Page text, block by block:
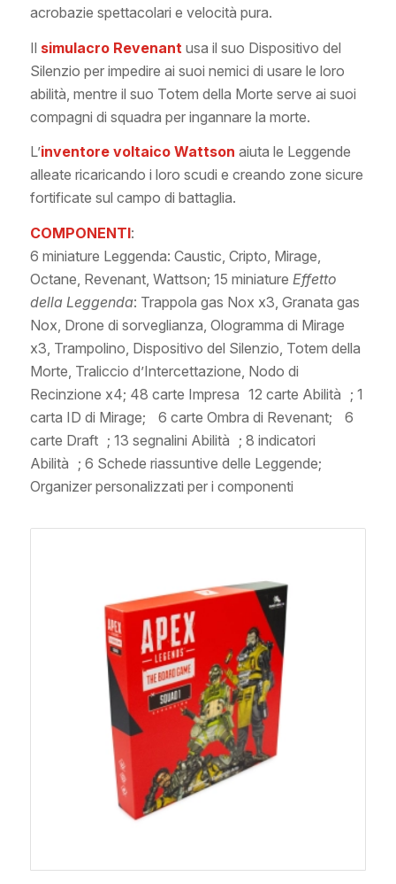
acrobazie spettacolari e velocità pura.
Il simulacro Revenant usa il suo Dispositivo del
Silenzio per impedire ai suoi nemici di usare le loro
abilità, mentre il suo Totem della Morte serve ai suoi
compagni di squadra per ingannare la morte.
L’inventore voltaico Wattson aiuta le Leggende
alleate ricaricando i loro scudi e creando zone sicure
fortificate sul campo di battaglia.
COMPONENTI:
6 miniature Leggenda: Caustic, Cripto, Mirage,
Octane, Revenant, Wattson; 15 miniature Effetto
della Leggenda: Trappola gas Nox x3, Granata gas
Nox, Drone di sorveglianza, Ologramma di Mirage
x3, Trampolino, Dispositivo del Silenzio, Totem della
Morte, Traliccio d’Intercettazione, Nodo di
Recinzione x4; 48 carte Impresa 12 carte Abilità ; 1
carta ID di Mirage; 6 carte Ombra di Revenant; 6
carte Draft ; 13 segnalini Abilità ; 8 indicatori
Abilità ; 6 Schede riassuntive delle Leggende;
Organizer personalizzati per i componenti